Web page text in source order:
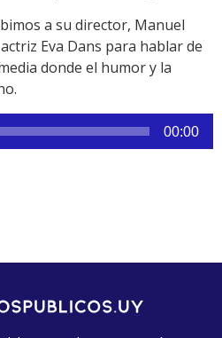
a su director, Manuel
Eva Dans para hablar de
donde el humor y la
00:00